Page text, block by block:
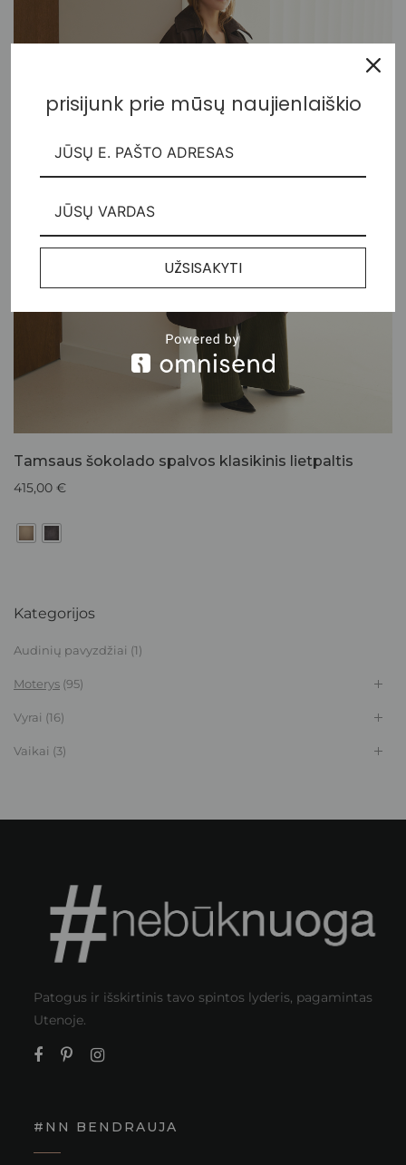
Tamsaus šokolado spalvos klasikinis lietpaltis
415,00 €
Kategorijos
Audinių pavyzdžiai (1)
Moterys (95)
Vyrai (16)
Vaikai (3)
Patogus ir išskirtinis tavo spintos lyderis, pagamintas
Utenoje.
#NN BENDRAUJA
prisijunk prie mūsų naujienlaiškio
UŽSISAKYTI